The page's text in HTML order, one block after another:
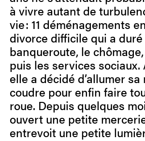
à vivre autant de
vie : 11 déménagements
divorce difficile qui a duré
banqueroute, le
puis les services sociaux.
elle a décidé d’allumer
coudre pour enfin faire
roue. Depuis quelques
ouvert une petite
entrevoit une petite